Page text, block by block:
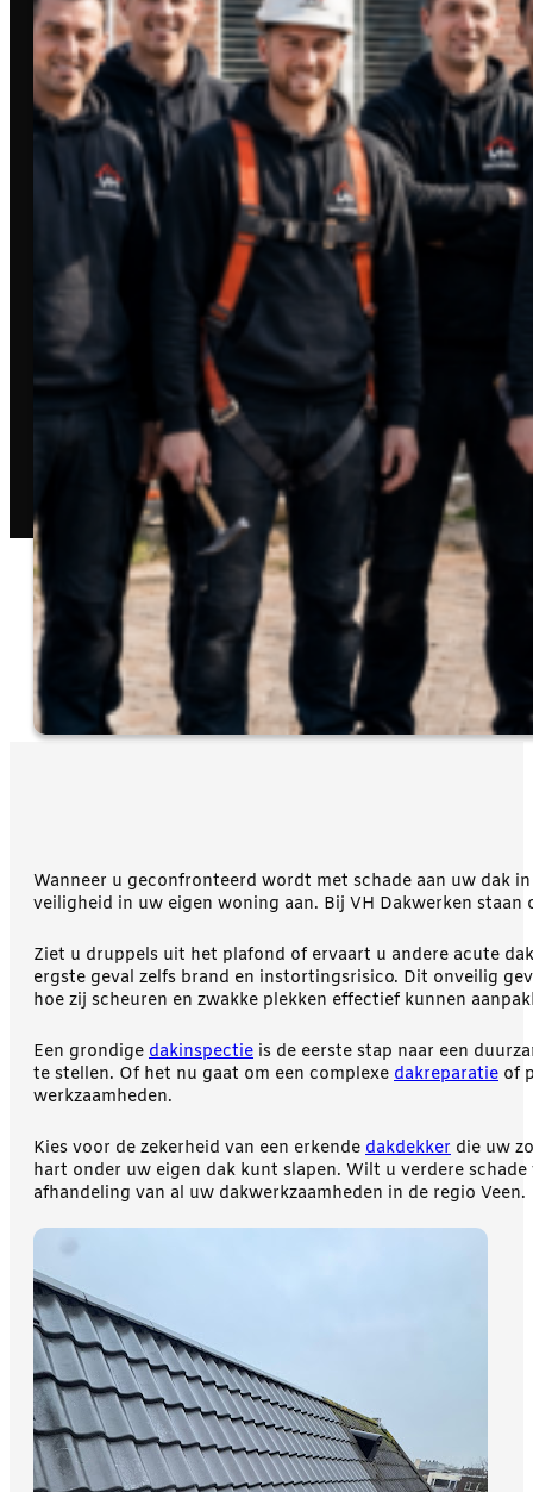
Wanneer u geconfronteerd wordt met schade aan uw dak
veiligheid in uw eigen woning aan. Bij VH Dakwerken
Ziet u druppels uit het plafond of ervaart u andere acute
ergste geval zelfs brand en instortingsrisico. Dit onveilig
hoe zij scheuren en zwakke plekken effectief kunnen
Een grondige dakinspectie is de eerste stap naar een
te stellen. Of het nu gaat om een complexe dakreparatie of
werkzaamheden.
Kies voor de zekerheid van een erkende dakdekker die uw
hart onder uw eigen dak kunt slapen. Wilt u verdere
afhandeling van al uw dakwerkzaamheden in de regio Veen.